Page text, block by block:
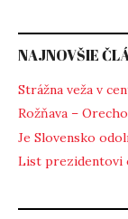
NAJNOVŠIE
Strážna veža v
Rožňava –
Je Slovensko
List prezidentovi